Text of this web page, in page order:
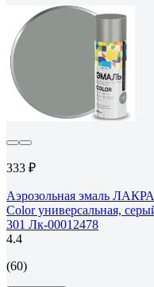
333 ₽
Аэрозольная эмаль ЛАКРА
Color универсальная,
301 Лк-00012478
4.4
(60)